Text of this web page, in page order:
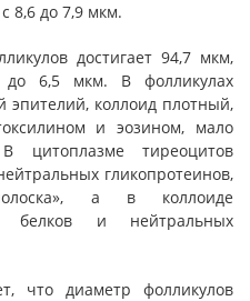
8,6 до 7,9 мкм.
достигает 94,7 мкм,
до 6,5 мкм. В фолликулах
эпителий, коллоид плотный,
и эозином, мало
цитоплазме тиреоцитов
гликопротеинов,
а в коллоиде
белков и нейтральных
что диаметр фолликулов